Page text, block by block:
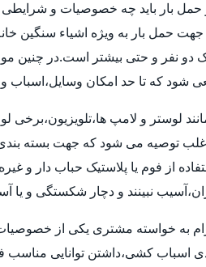
حمل بار باید چه خصوصیات و
جهت حمل بار به ویژه اشیاء
دو نفر و حتی بیشتر است.در چنین
که تا حد امکان وسایل،اسباب و
لوستر و لامپ ها،تلویزیون،برخی
توصیه می شود که جهت بسته
از فوم یا پلاستیک حباب
نبینند و دچار شکستگی و
به خواسته مشتری یکی از
اسباب کشی،داشتن توانایی